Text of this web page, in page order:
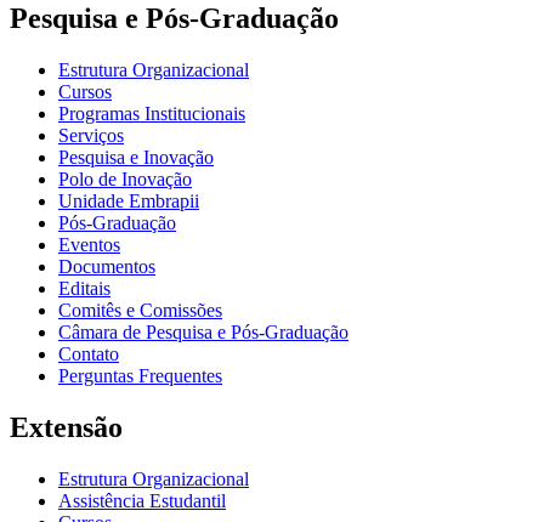
Pesquisa e Pós-Graduação
Estrutura Organizacional
Cursos
Programas Institucionais
Serviços
Pesquisa e Inovação
Polo de Inovação
Unidade Embrapii
Pós-Graduação
Eventos
Documentos
Editais
Comitês e Comissões
Câmara de Pesquisa e Pós-Graduação
Contato
Perguntas Frequentes
Extensão
Estrutura Organizacional
Assistência Estudantil